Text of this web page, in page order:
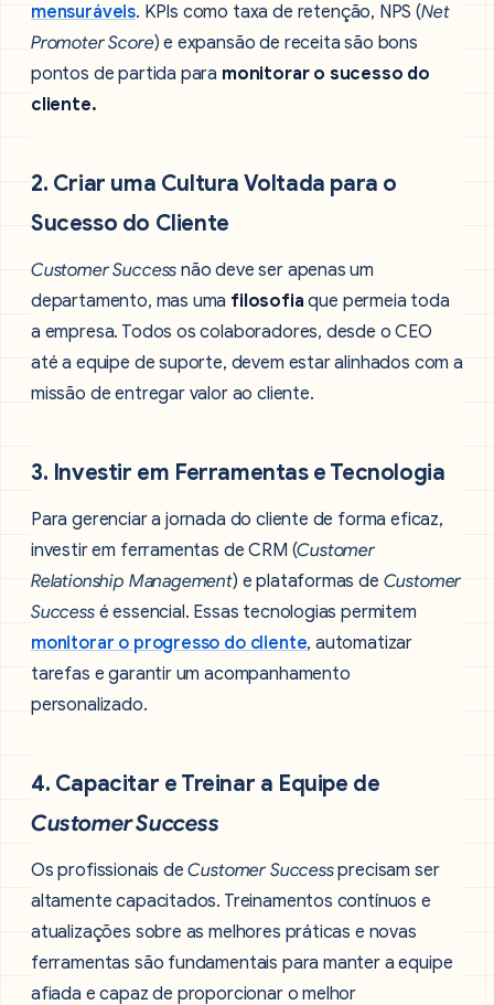
mensuráveis. KPIs como taxa de retenção, NPS (Net
Promoter Score) e expansão de receita são bons
pontos de partida para monitorar o sucesso do
cliente.
2. Criar uma Cultura Voltada para o
Sucesso do Cliente
Customer Success não deve ser apenas um
departamento, mas uma filosofia que permeia toda
a empresa. Todos os colaboradores, desde o CEO
até a equipe de suporte, devem estar alinhados com a
missão de entregar valor ao cliente.
3. Investir em Ferramentas e Tecnologia
Para gerenciar a jornada do cliente de forma eficaz,
investir em ferramentas de CRM (Customer
Relationship Management) e plataformas de Customer
Success é essencial. Essas tecnologias permitem
monitorar o progresso do cliente, automatizar
tarefas e garantir um acompanhamento
personalizado.
4. Capacitar e Treinar a Equipe de
Customer Success
Os profissionais deCustomer Successprecisam ser
altamente capacitados. Treinamentos contínuos e
atualizações sobre as melhores práticas e novas
ferramentas são fundamentais para manter a equipe
afiada e capaz de proporcionar o melhor